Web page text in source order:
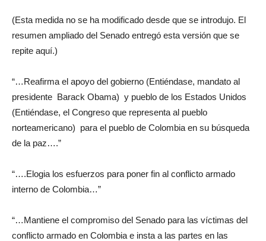
(Esta medida no se ha modificado desde que se introdujo. El
resumen ampliado del Senado entregó esta versión que se
repite aquí.)
“…Reafirma el apoyo del gobierno (Entiéndase, mandato al
presidente Barack Obama) y pueblo de los Estados Unidos
(Entiéndase, el Congreso que representa al pueblo
norteamericano) para el pueblo de Colombia en su búsqueda
de la paz….”
“….Elogia los esfuerzos para poner fin al conflicto armado
interno de Colombia…”
“…Mantiene el compromiso del Senado para las víctimas del
conflicto armado en Colombia e insta a las partes en las